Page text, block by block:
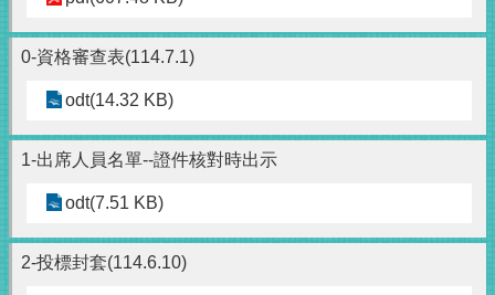
0-資格審查表(114.7.1)
odt(14.32 KB)
1-出席人員名單--證件核對時出示
odt(7.51 KB)
2-投標封套(114.6.10)